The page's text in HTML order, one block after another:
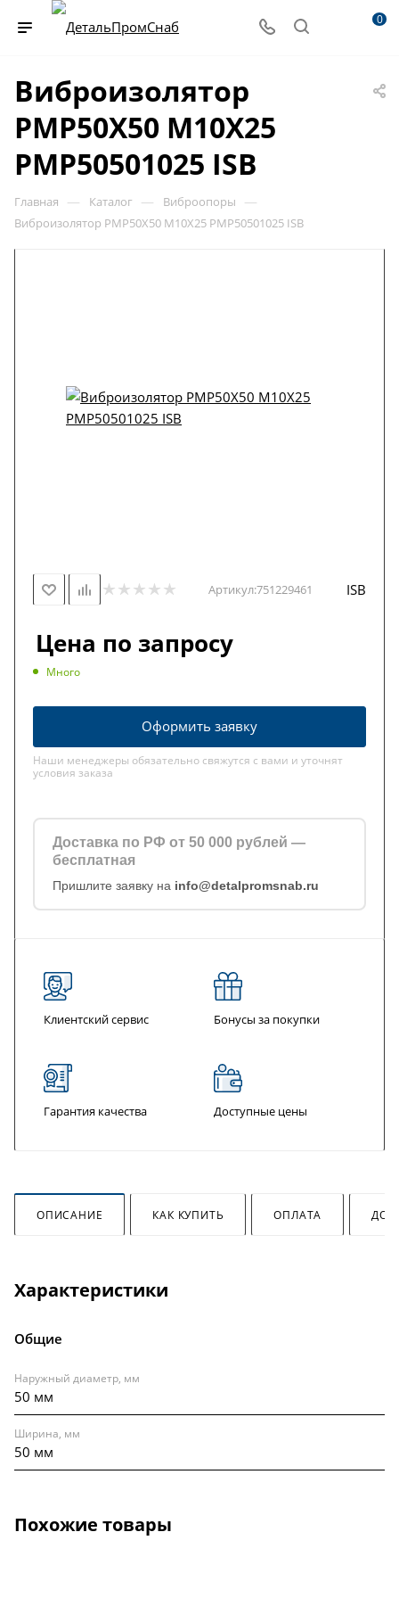
0
Виброизолятор
PMP50X50 M10X25
PMP50501025 ISB
Главная — Каталог — Виброопоры —
Виброизолятор PMP50X50 M10X25 PMP50501025 ISB
Артикул:751229461 ISB
Цена по запросу
Много
Оформить заявку
Наши менеджеры обязательно свяжутся с вами и уточнят
условия заказа
Доставка по РФ от 50 000 рублей —
бесплатная
Пришлите заявку на info@detalpromsnab.ru
Клиентский сервис Бонусы за покупки
Гарантия качества Доступные цены
ОПИСАНИЕ КАК КУПИТЬ ОПЛАТА
Характеристики
Общие
Наружный диаметр, мм
50 мм
Ширина, мм
50 мм
Похожие товары